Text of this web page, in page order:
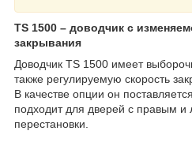
TS 1500 – доводчик с
закрывания
Доводчик TS 1500 имеет
также регулируемую скорость
В качестве опции он
подходит для дверей с правым
перестановки.